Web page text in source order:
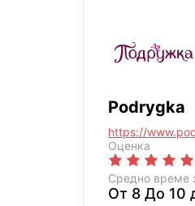
Podrygka
https://
Оценка
Средно време
От 8 До 10